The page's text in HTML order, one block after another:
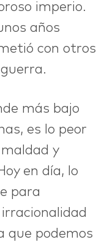
imperio.
años
con otros
más bajo
es lo peor
y
en día, lo
para
que podemos